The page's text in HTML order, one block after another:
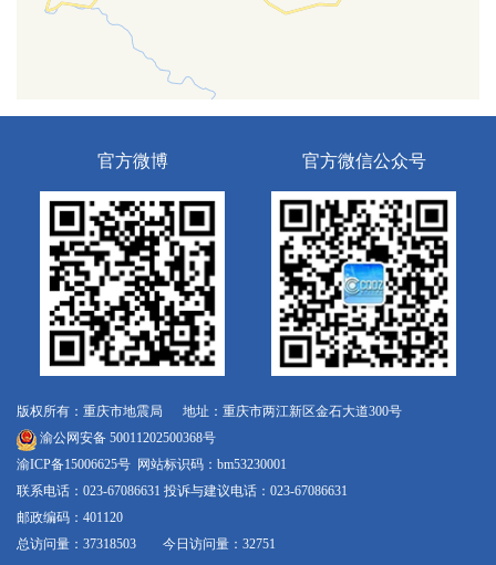
官方微博 官方微信公众号
版权所有：重庆市地震局 地址：重庆市两江新区金石大道300号
渝公网安备 50011202500368号
渝ICP备15006625号 网站标识码：bm53230001
联系电话：023-67086631 投诉与建议电话：023-67086631
邮政编码：401120
总访问量：37318503 今日访问量：32751